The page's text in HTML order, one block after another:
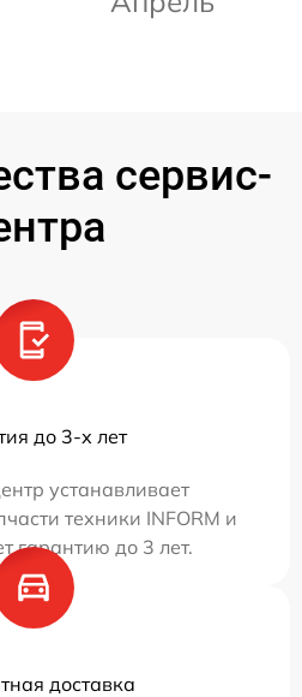
сервис-
до 3-х лет
устанавливает
техники INFORM и
гарантию до 3 лет.
доставка